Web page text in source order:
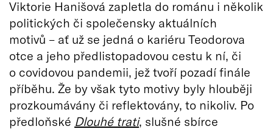
Viktorie Hanišová zapletla do románu i několik
politických či společensky aktuálních
motivů – ať už se jedná o kariéru Teodorova
otce a jeho předlistopadovou cestu k ní, či
o covidovou pandemii, jež tvoří pozadí finále
příběhu. Že by však tyto motivy byly hlouběji
prozkoumávány či reflektovány, to nikoliv. Po
předloňské Dlouhé trati, slušné sbírce